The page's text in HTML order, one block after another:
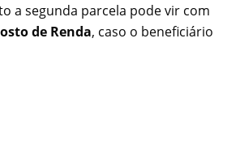
a segunda parcela pode vir com
de Renda, caso o beneficiário